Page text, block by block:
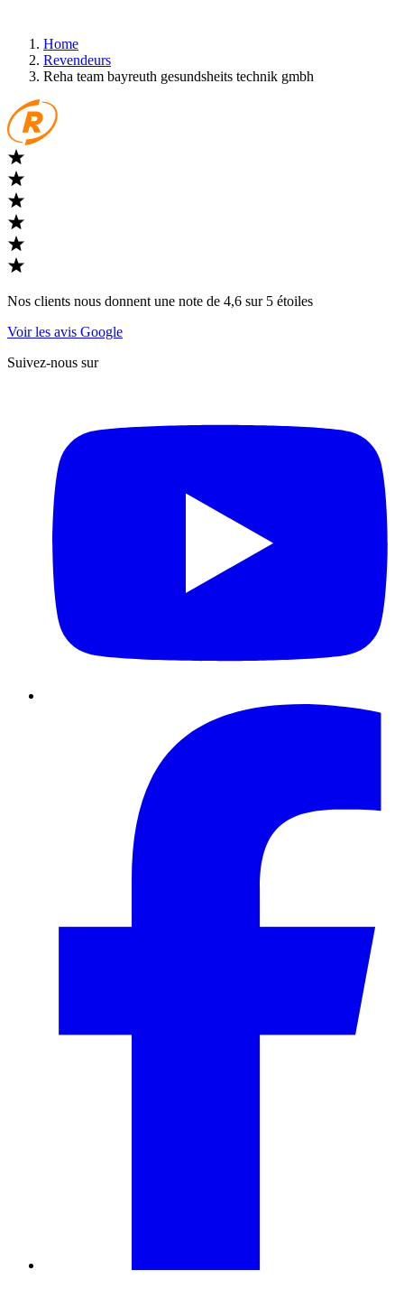
Home
Revendeurs
Reha team bayreuth gesundsheits technik gmbh
Nos clients nous donnent une note de 4,6 sur 5 étoiles
Voir les avis Google
Suivez-nous sur